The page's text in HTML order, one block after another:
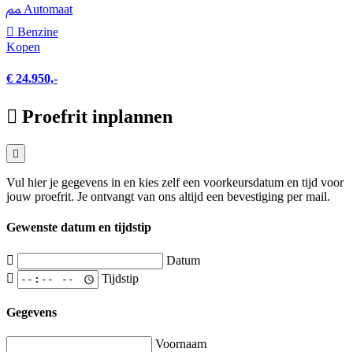
Automaat
Benzine
Kopen
€ 24.950,-
Proefrit inplannen
Vul hier je gegevens in en kies zelf een voorkeursdatum en tijd voor
jouw proefrit. Je ontvangt van ons altijd een bevestiging per mail.
Gewenste datum en tijdstip
Datum
Tijdstip
Gegevens
Voornaam